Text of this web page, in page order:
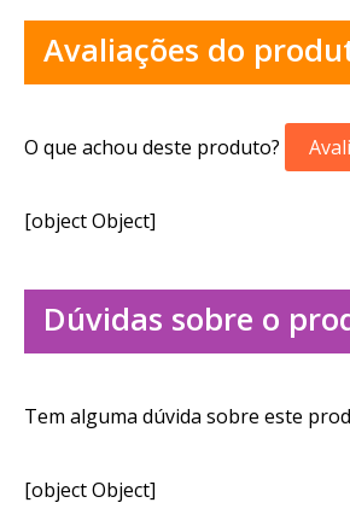
Avaliações do
O que achou deste produto?
[object Object]
Dúvidas sobre o
Tem alguma dúvida sobre este
[object Object]